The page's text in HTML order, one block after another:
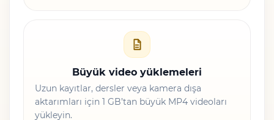
Büyük video yüklemeleri
Uzun kayıtlar, dersler veya kamera dışa
aktarımları için 1 GB’tan büyük MP4 videoları
yükleyin.